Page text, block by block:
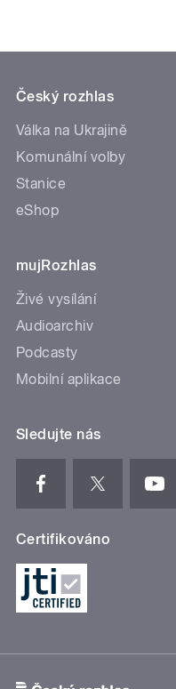
Český rozhlas
Válka na Ukrajině
Komunální volby
Stanice
eShop
mujRozhlas
Živé vysílání
Audioarchiv
Podcasty
Mobilní aplikace
Sledujte nás
Certifikováno